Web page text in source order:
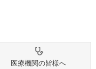
医療機関の皆様へ